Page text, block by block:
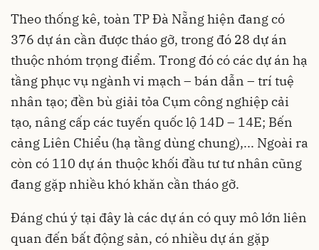
Theo thống kê, toàn TP Đà Nẵng hiện đang có
376 dự án cần được tháo gỡ, trong đó 28 dự án
thuộc nhóm trọng điểm. Trong đó có các dự án hạ
tầng phục vụ ngành vi mạch – bán dẫn – trí tuệ
nhân tạo; đền bù giải tỏa Cụm công nghiệp cải
tạo, nâng cấp các tuyến quốc lộ 14D – 14E; Bến
cảng Liên Chiểu (hạ tầng dùng chung),... Ngoài ra
còn có 110 dự án thuộc khối đầu tư tư nhân cũng
đang gặp nhiều khó khăn cần tháo gỡ.
Đáng chú ý tại đây là các dự án có quy mô lớn liên
quan đến bất động sản, có nhiều dự án gặp